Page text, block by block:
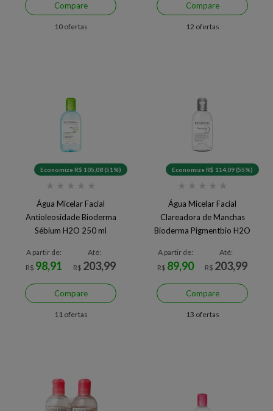
Compare
10 ofertas
Compare
12 ofertas
Economize R$ 105,08 (51%)
★ ★ ★ ★ ★
Água Micelar Facial
Antioleosidade Bioderma
Sébium H2O 250 ml
A partir de:
R$ 98,91
Até:
R$ 203,99
Compare
11 ofertas
Economize R$ 114,09 (55%)
★ ★ ★ ★ ★
Água Micelar Facial
Clareadora de Manchas
Bioderma Pigmentbio H2O
A partir de:
R$ 89,90
Até:
R$ 203,99
Compare
13 ofertas